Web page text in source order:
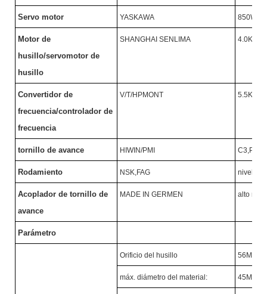
Servo motor YASKAWA 850W
Motor de
husillo/servomotor de
husillo
SHANGHAI SENLIMA 4.0KW/
Convertidor de
frecuencia/controlador de
frecuencia
V/T/HPMONT 5.5KW/
tornillo de avance HIWIN/PMI C3,P
Rodamiento NSK,FAG nivel P4
Acoplador de tornillo de
avance
MADE IN GERMEN alto
Parámetro
Orificio del husillo 56MM
máx. diámetro del material: 45MM